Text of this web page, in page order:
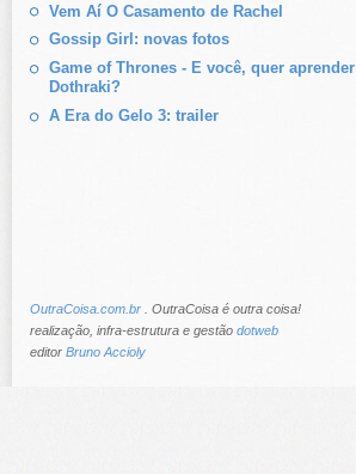
Vem Aí O Casamento de Rachel
Gossip Girl: novas fotos
Game of Thrones - E você, quer aprender
Dothraki?
A Era do Gelo 3: trailer
OutraCoisa.com.br . OutraCoisa é outra coisa!
realização, infra-estrutura e gestão dotweb
editor Bruno Accioly